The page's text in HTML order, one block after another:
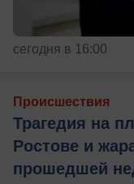
сегодня в 16:00
Происшествия
Трагедия на
Ростове и
прошедшей